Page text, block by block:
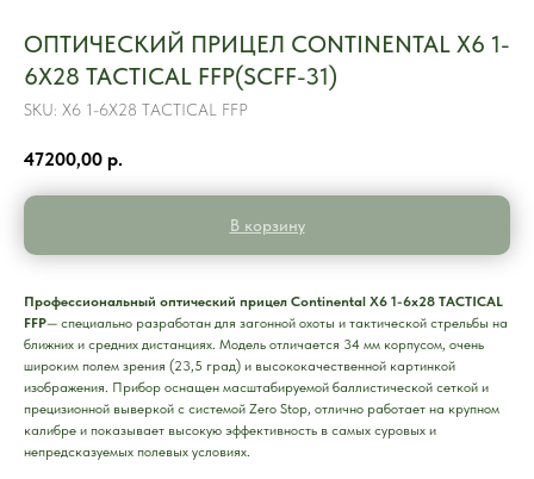
ОПТИЧЕСКИЙ ПРИЦЕЛ CONTINENTAL X6 1-
6Х28 TACTICAL FFP(SCFF-31)
SKU: X6 1-6Х28 TACTICAL FFP
47200,00 р.
В корзину
Профессиональный оптический прицел Continental X6 1-6х28 TACTICAL
FFP— специально разработан для загонной охоты и тактической стрельбы на
ближних и средних дистанциях. Модель отличается 34 мм корпусом, очень
широким полем зрения (23,5 град) и высококачественной картинкой
изображения. Прибор оснащен масштабируемой баллистической сеткой и
прецизионной выверкой с системой Zero Stop, отлично работает на крупном
калибре и показывает высокую эффективность в самых суровых и
непредсказуемых полевых условиях.